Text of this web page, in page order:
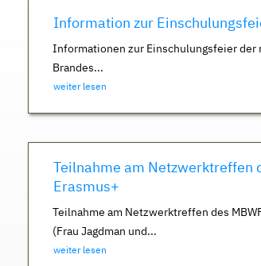
Information zur
Informationen zur Einschulungsfeier der
Brandes...
weiter lesen
Teilnahme am Netzwerktreffen
Erasmus+
Teilnahme am Netzwerktreffen des
(Frau Jagdman und...
weiter lesen